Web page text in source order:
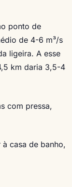
ponto de
de 4-6 m³/s
ligeira. A esse
km daria 3,5-4
com pressa,
casa de banho,